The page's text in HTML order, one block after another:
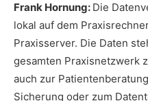
Frank Hornung: Die
lokal auf dem
Praxisserver. Die Daten
gesamten Praxisnetzwerk
auch zur
Sicherung oder zum